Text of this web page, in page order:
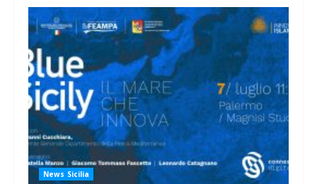
News Sicilia